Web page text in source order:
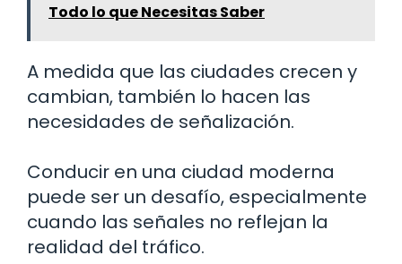
Todo lo que Necesitas Saber
A medida que las ciudades crecen y
cambian, también lo hacen las
necesidades de señalización.
Conducir en una ciudad moderna
puede ser un desafío, especialmente
cuando las señales no reflejan la
realidad del tráfico.